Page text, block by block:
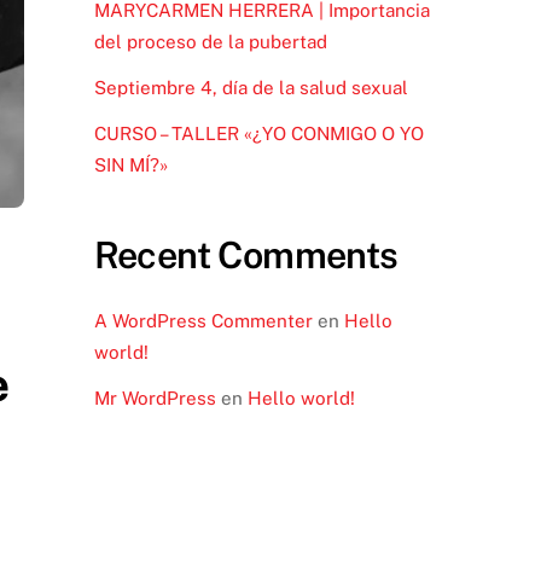
MARYCARMEN HERRERA | Importancia
del proceso de la pubertad
Septiembre 4, día de la salud sexual
CURSO – TALLER «¿YO CONMIGO O YO
SIN MÍ?»
Recent Comments
A WordPress Commenteren Hello
world!
Mr WordPress en Hello world!